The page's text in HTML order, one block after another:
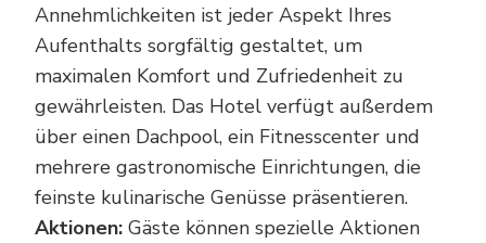
Annehmlichkeiten ist jeder Aspekt Ihres
Aufenthalts sorgfältig gestaltet, um
maximalen Komfort und Zufriedenheit zu
gewährleisten. Das Hotel verfügt außerdem
über einen Dachpool, ein Fitnesscenter und
mehrere gastronomische Einrichtungen, die
feinste kulinarische Genüsse präsentieren.
Aktionen: Gäste können spezielle Aktionen